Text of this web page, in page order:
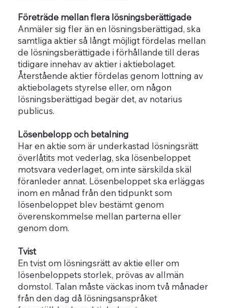
Företräde mellan flera lösningsberättigade
Anmäler sig fler än en lösningsberättigad, ska
samtliga aktier så långt möjligt fördelas mellan
de lösningsberättigade i förhållande till deras
tidigare innehav av aktier i aktiebolaget.
Återstående aktier fördelas genom lottning av
aktiebolagets styrelse eller, om någon
lösningsberättigad begär det, av notarius
publicus.
Lösenbelopp och betalning
Har en aktie som är underkastad lösningsrätt
överlåtits mot vederlag, ska lösenbeloppet
motsvara vederlaget, om inte särskilda skäl
föranleder annat. Lösenbeloppet ska erläggas
inom en månad från den tidpunkt som
lösenbeloppet blev bestämt genom
överenskommelse mellan parterna eller
genom dom.
Tvist
En tvist om lösningsrätt av aktie eller om
lösenbeloppets storlek, prövas av allmän
domstol. Talan måste väckas inom två månader
från den dag då lösningsanspråket